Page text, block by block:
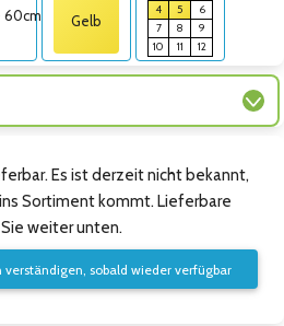
60cm Gelb
4
5
6
7
8
9
10
11 12
Es ist derzeit nicht bekannt,
Sortiment kommt. Lieferbare
weiter unten.
verständigen, sobald wieder verfügbar